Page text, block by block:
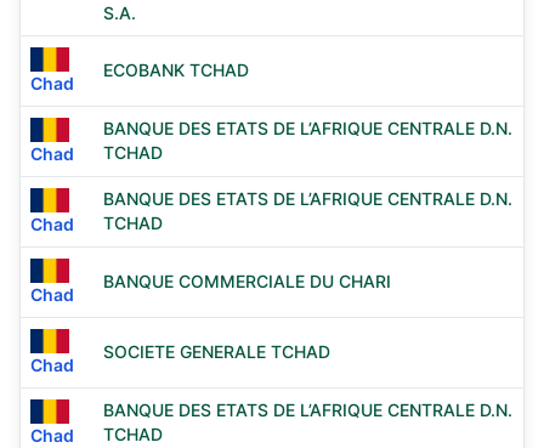
S.A.
Chad
ECOBANK TCHAD
Chad
BANQUE DES ETATS DE L’AFRIQUE CENTRALE D.N.
TCHAD
Chad
BANQUE DES ETATS DE L’AFRIQUE CENTRALE D.N.
TCHAD
Chad
BANQUE COMMERCIALE DU CHARI
Chad
SOCIETE GENERALE TCHAD
Chad
BANQUE DES ETATS DE L’AFRIQUE CENTRALE D.N.
TCHAD